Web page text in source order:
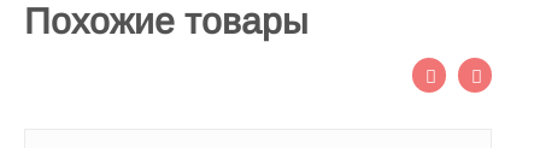
Похожие товары